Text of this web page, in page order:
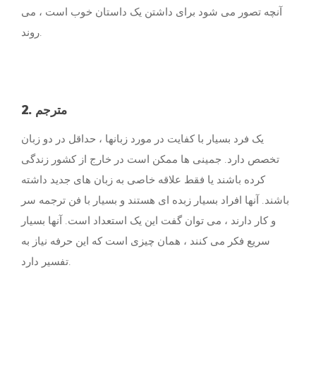
آنچه تصور می شود برای داشتن یک داستان خوب است ، می
2. مترجم
یک فرد بسیار با کفایت در مورد زبانها ، حداقل در دو زبان
تخصص دارد. جمینی ها ممکن است در خارج از کشور زندگی
کرده باشند یا فقط علاقه خاصی به زبان های جدید داشته
باشند. آنها افراد بسیار زبده ای هستند و بسیار با فن ترجمه سر
و کار دارند ، می توان گفت این یک استعداد است. آنها بسیار
سریع فکر می کنند ، همان چیزی است که این حرفه نیاز به